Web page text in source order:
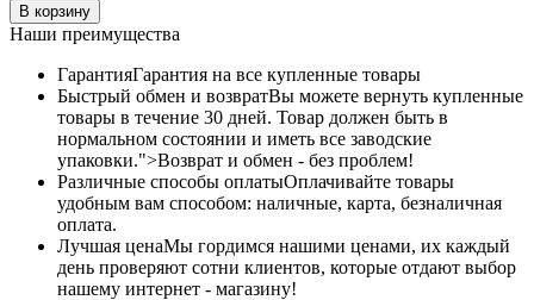
В корзину
Наши преимущества
ГарантияГарантия на все купленные товары
Быстрый обмен и возвратВы можете вернуть купленные
товары в течение 30 дней. Товар должен быть в
нормальном состоянии и иметь все заводские
упаковки.">Возврат и обмен - без проблем!
Различные способы оплатыОплачивайте товары
удобным вам способом: наличные, карта, безналичная
оплата.
Лучшая ценаМы гордимся нашими ценами, их каждый
день проверяют сотни клиентов, которые отдают выбор
нашему интернет - магазину!